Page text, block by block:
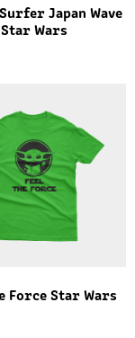
Japan Wave
Star Wars
Force Star Wars